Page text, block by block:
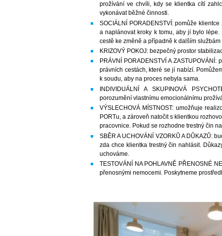
prožívání ve chvíli, kdy se klientka cítí
vykonávat běžné činnosti.
SOCIÁLNÍ PORADENSTVÍ: pomůže
a naplánovat kroky k tomu, aby jí bylo
cestě ke změně a případně k dalším službám
KRIZOVÝ POKOJ: bezpečný prostor
PRÁVNÍ PORADENSTVÍ A
právních cestách, které se jí nabízí.
k soudu, aby na proces nebyla sama.
INDIVIDUÁLNÍ A SKUPINOVÁ
porozumění vlastnímu emocionálnímu
VÝSLECHOVÁ MÍSTNOST: umožňuje
PORTu, a zároveň natočit s klientkou
pracovnice. Pokud se rozhodne trestný čin
SBĚR A UCHOVÁNÍ VZORKŮ A DŮKAZŮ:
zda chce klientka trestný čin nahlásit.
uchováme.
TESTOVÁNÍ NA POHLAVNĚ PŘENOSNÉ
přenosnými nemocemi. Poskytneme